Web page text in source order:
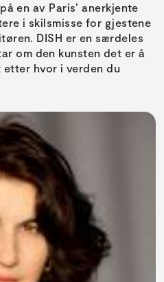
en av Paris’ anerkjente
i skilsmisse for gjestene
DISH er en særdeles
om den kunsten det er å
hvor i verden du